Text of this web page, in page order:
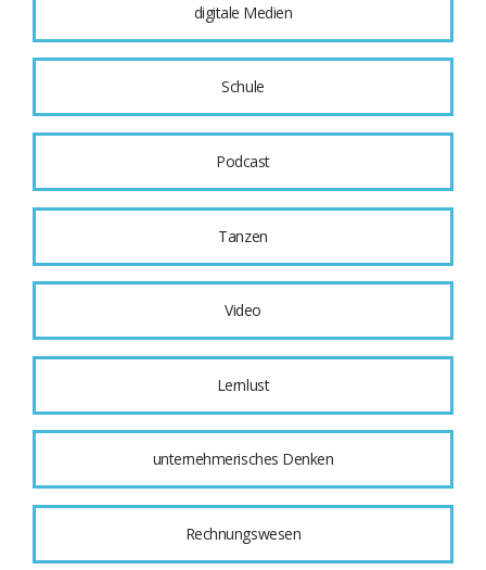
digitale Medien
Schule
Podcast
Tanzen
Video
Lernlust
unternehmerisches Denken
Rechnungswesen